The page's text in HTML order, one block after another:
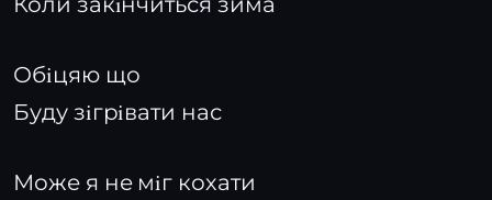
Обiцяю що
Буду зiгрiвати нас
Може я не мiг кохати